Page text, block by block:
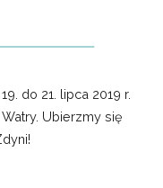
do 21. lipca 2019 r.
Ubierzmy się